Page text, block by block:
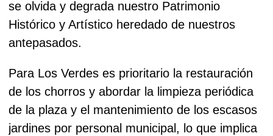
se olvida y degrada nuestro Patrimonio
Histórico y Artístico heredado de nuestros
antepasados.
Para Los Verdes es prioritario la restauración
de los chorros y abordar la limpieza periódica
de la plaza y el mantenimiento de los escasos
jardines por personal municipal, lo que implica